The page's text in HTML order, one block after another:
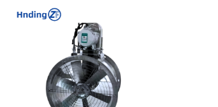
подземных туннелей